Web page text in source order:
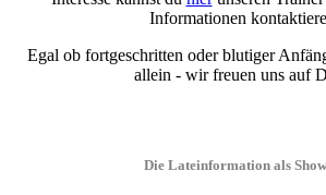
Informationen
Egal ob fortgeschritten oder blutiger
allein - wir freuen uns auf
Die Lateinformation als